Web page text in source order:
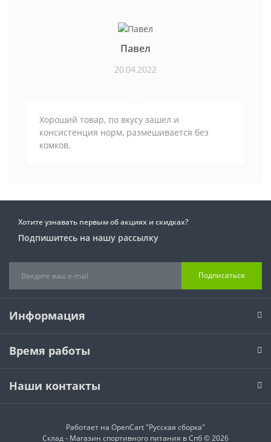
Павел
20.04.2022
Хороший товар, по вкусу зашел и
консистенция норм, размешивается без
комков.
Хотите узнавать первым об акциях и скидках?
Подпишитесь на нашу рассылку
Подписаться
Информация
Время работы
Наши контакты
Работает на OpenCart "Русская сборка"
Склад - Магазин спортивного питания в Спб © 2026